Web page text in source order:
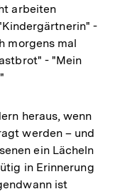
arbeiten
-
morgens mal
- "Mein
heraus, wenn
werden – und
ein Lächeln
in Erinnerung
ist